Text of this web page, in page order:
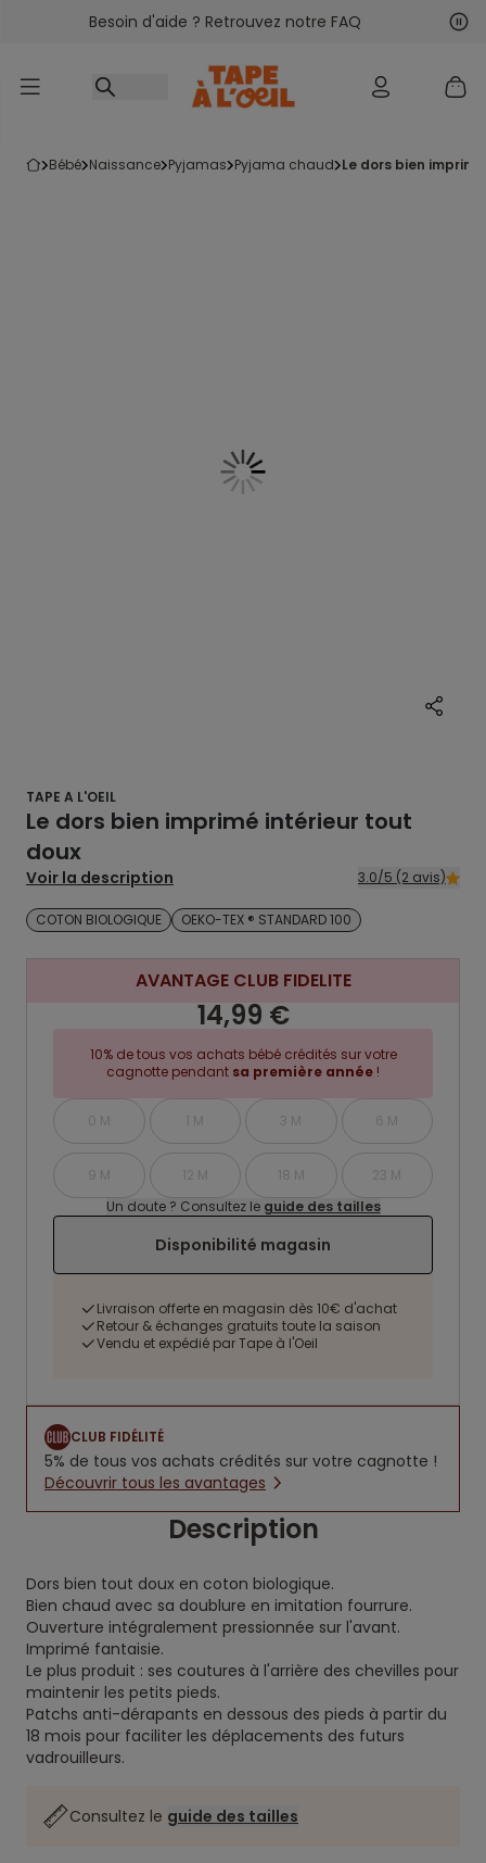
Accéder au contenu
Besoin d'aide ? Retrouvez notre FAQ
bébé naissance pyjamas pyjama chaud le dors bien
TAPE A L'OEIL
Le dors bien imprimé intérieur tout
doux
Voir la description 3.0/5 (2 avis)
COTON BIOLOGIQUE OEKO-TEX ® STANDARD 100
AVANTAGE CLUB FIDELITE
14,99 €
10% de tous vos achats bébé crédités sur votre
cagnotte pendant sa première année !
0 M 1 M 3 M 6 M
9 M 12 M 18 M
23 M
Un doute ? Consultez le guide des tailles
Disponibilité magasin
Livraison offerte en magasin dès 10€ d'achat
Retour & échanges gratuits toute la saison
Vendu et expédié par Tape à l'Oeil
CLUB FIDÉLITÉ
5% de tous vos achats crédités sur votre cagnotte !
Découvrir tous les avantages
Description
Dors bien tout doux en coton biologique.
Bien chaud avec sa doublure en imitation fourrure.
Ouverture intégralement pressionnée sur l'avant.
Imprimé fantaisie.
Le plus produit : ses coutures à l'arrière des chevilles pour
maintenir les petits pieds.
Patchs anti-dérapants en dessous des pieds à partir du
18 mois pour faciliter les déplacements des futurs
vadrouilleurs.
Consultez le guide des tailles